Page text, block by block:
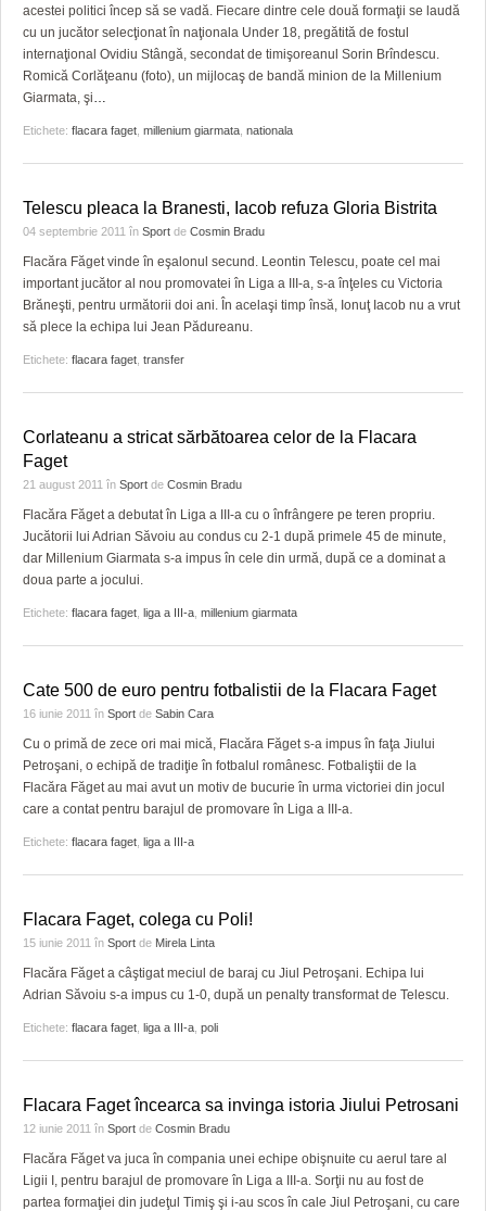
acestei politici încep să se vadă. Fiecare dintre cele două formaţii se laudă
cu un jucător selecţionat în naţionala Under 18, pregătită de fostul
internaţional Ovidiu Stângă, secondat de timişoreanul Sorin Brîndescu.
Romică Corlăţeanu (foto), un mijlocaş de bandă minion de la Millenium
Giarmata, şi
Etichete: flacara faget millenium giarmata nationala
Telescu pleaca la Branesti, Iacob refuza Gloria Bistrita
04 septembrie 2011 în Sport de Cosmin Bradu
Flacăra Făget vinde în eşalonul secund. Leontin Telescu, poate cel mai
important jucător al nou promovatei în Liga a III-a, s-a înţeles cu Victoria
Brăneşti, pentru următorii doi ani. În acelaşi timp însă, Ionuţ Iacob nu a vrut
să plece la echipa lui Jean Pădureanu.
Etichete: flacara faget transfer
Corlateanu a stricat sărbătoarea celor de la Flacara
Faget
21 august 2011 în Sport de Cosmin Bradu
Flacăra Făget a debutat în Liga a III-a cu o înfrângere pe teren propriu.
Jucătorii lui Adrian Săvoiu au condus cu 2-1 după primele 45 de minute,
dar Millenium Giarmata s-a impus în cele din urmă, după ce a dominat a
doua parte a jocului.
Etichete: flacara faget liga a III-a millenium giarmata
Cate 500 de euro pentru fotbalistii de la Flacara Faget
16 iunie 2011 în Sport de Sabin Cara
Cu o primă de zece ori mai mică, Flacăra Făget s-a impus în faţa Jiului
Petroşani, o echipă de tradiţie în fotbalul românesc. Fotbaliştii de la
Flacăra Făget au mai avut un motiv de bucurie în urma victoriei din jocul
care a contat pentru barajul de promovare în Liga a III-a.
Etichete: flacara faget liga a III-a
Flacara Faget, colega cu Poli!
15 iunie 2011 în Sport de Mirela Linta
Flacăra Făget a câştigat meciul de baraj cu Jiul Petroşani. Echipa lui
Adrian Săvoiu s-a impus cu 1-0, după un penalty transformat de Telescu.
Etichete: flacara faget liga a III-a poli
Flacara Faget încearca sa invinga istoria Jiului Petrosani
12 iunie 2011 în Sport de Cosmin Bradu
Flacăra Făget va juca în compania unei echipe obişnuite cu aerul tare al
Ligii I, pentru barajul de promovare în Liga a III-a. Sorţii nu au fost de
partea formaţiei din judeţul Timiş şi i-au scos în cale Jiul Petroşani, cu care